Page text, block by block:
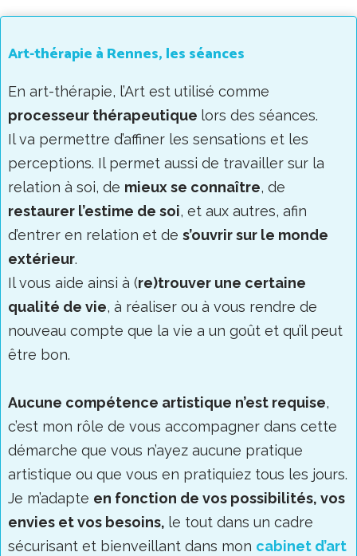
Art-thérapie à Rennes, les séances
En art-thérapie, l’Art est utilisé comme
processeur thérapeutique lors des séances.
Il va permettre d’affiner les sensations et les
perceptions. Il permet aussi de travailler sur la
relation à soi, de mieux se connaître, de
restaurer l’estime de soi, et aux autres, afin
d’entrer en relation et de s’ouvrir sur le monde
extérieur.
Il vous aide ainsi à (re)trouver une certaine
qualité de vie, à réaliser ou à vous rendre de
nouveau compte que la vie a un goût et qu’il peut
être bon.
Aucune compétence artistique n’est requise,
c’est mon rôle de vous accompagner dans cette
démarche que vous n’ayez aucune pratique
artistique ou que vous en pratiquiez tous les jours.
Je m’adapte en fonction de vos possibilités, vos
envies et vos besoins, le tout dans un cadre
sécurisant et bienveillant dans mon cabinet d’art